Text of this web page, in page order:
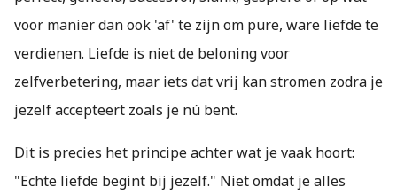
voor manier dan ook 'af' te zijn om pure, ware liefde te
verdienen. Liefde is niet de beloning voor
zelfverbetering, maar iets dat vrij kan stromen zodra je
jezelf accepteert zoals je nú bent.
Dit is precies het principe achter wat je vaak hoort:
"Echte liefde begint bij jezelf." Niet omdat je alles